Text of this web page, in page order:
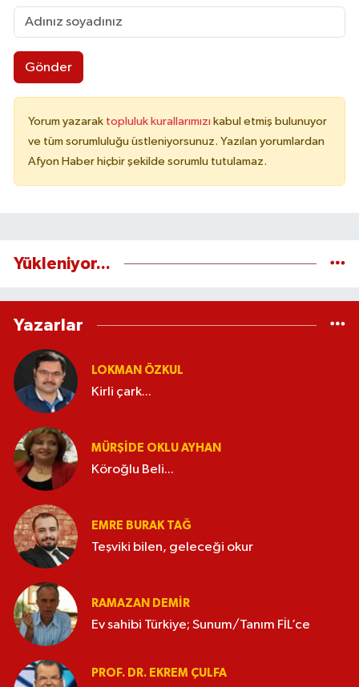
Gönder
Yorum yazarak topluluk kurallarımızı kabul etmiş bulunuyor
ve tüm sorumluluğu üstleniyorsunuz. Yazılan yorumlardan
Afyon Haber hiçbir şekilde sorumlu tutulamaz.
Yükleniyor...
Yazarlar
LOKMAN ÖZKUL
Kirli çark...
MÜRŞIDE OKLU AYHAN
Köroğlu Beli...
EMRE BURAK TAĞ
Teşviki bilen, geleceği okur
RAMAZAN DEMİR
Ev sahibi Türkiye; Sunum/Tanım FİL’ce
PROF. DR. EKREM ÇULFA